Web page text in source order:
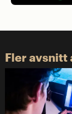
Fler avsnitt